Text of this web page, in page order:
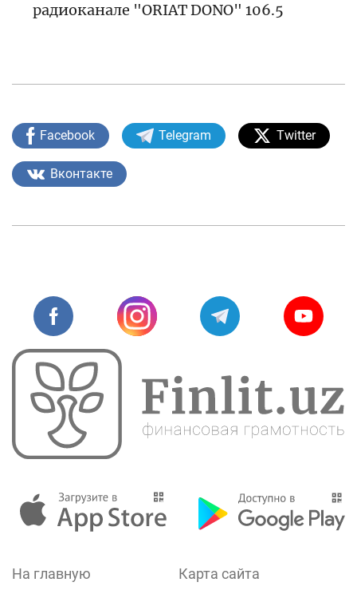
радиоканале "ORIAT DONO" 106.5
Facebook Telegram Twitter
Вконтакте
На главную Карта сайта